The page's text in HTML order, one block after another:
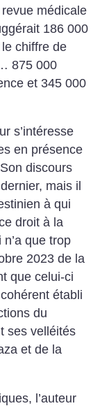
médicale
186 000
chiffre de
875 000
et 345 000
s’intéresse
en présence
discours
mais il
à qui
droit à la
que trop
2023 de la
que celui-ci
établi
du
ses velléités
et de la
l’auteur